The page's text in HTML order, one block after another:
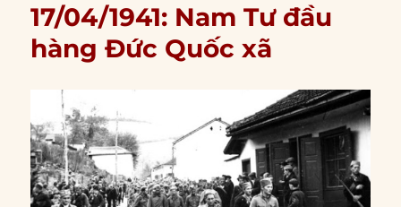
17/04/1941: Nam Tư đầu
hàng Đức Quốc xã